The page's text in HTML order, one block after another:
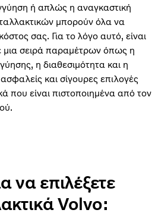
ή απλώς η αναγκαστική
μπορούν όλα να
σας. Για το λόγο αυτό, είναι
μια σειρά παραμέτρων όπως η
η διαθεσιμότητα και η
και σίγουρες επιλογές
που είναι πιστοποιημένα από τον
να επιλέξετε
Volvo: